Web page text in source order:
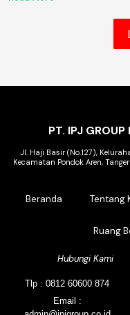
PT. IPJ GROUP
Jl. Haji Basir (No.127),
Kecamatan Pondok Aren,
Beranda Tentang
Ruang
Hubungi Kami
Tlp : 0812 60600 874
Email :